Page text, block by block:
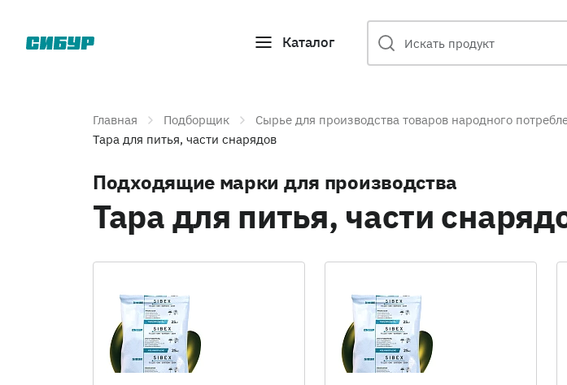
Каталог
Главная Подборщик Сырье для производства товаров народного
Тара для питья, части снарядов
Подходящие марки для производства
Тара для питья, части